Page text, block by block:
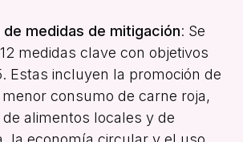
de medidas de mitigación: Se
medidas clave con objetivos
Estas incluyen la promoción de
consumo de carne roja,
alimentos locales y de